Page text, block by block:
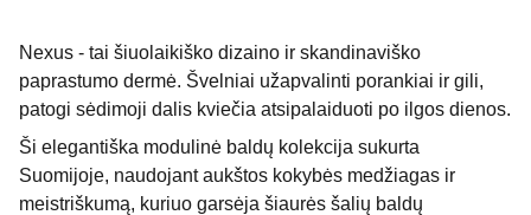
Nexus - tai šiuolaikiško dizaino ir skandinaviško
paprastumo dermė. Švelniai užapvalinti porankiai ir gili,
patogi sėdimoji dalis kviečia atsipalaiduoti po ilgos dienos.
Ši elegantiška modulinė baldų kolekcija sukurta
Suomijoje, naudojant aukštos kokybės medžiagas ir
meistriškumą, kuriuo garsėja šiaurės šalių baldų